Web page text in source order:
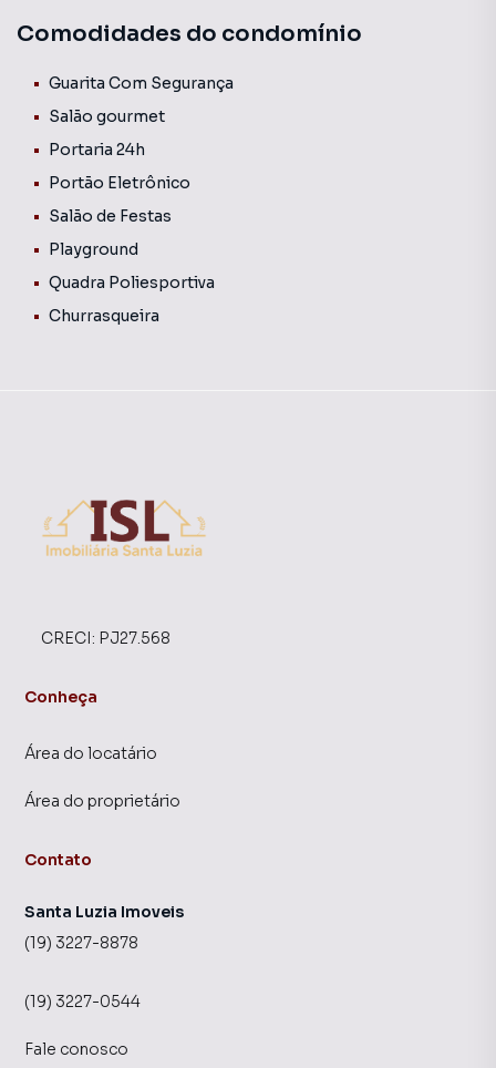
Comodidades do condomínio
Guarita Com Segurança
Salão gourmet
Portaria 24h
Portão Eletrônico
Salão de Festas
Playground
Quadra Poliesportiva
Churrasqueira
CRECI: PJ27.568
Conheça
Área do locatário
Área do proprietário
Contato
Santa Luzia Imoveis
(19) 3227-8878
(19) 3227-0544
Fale conosco